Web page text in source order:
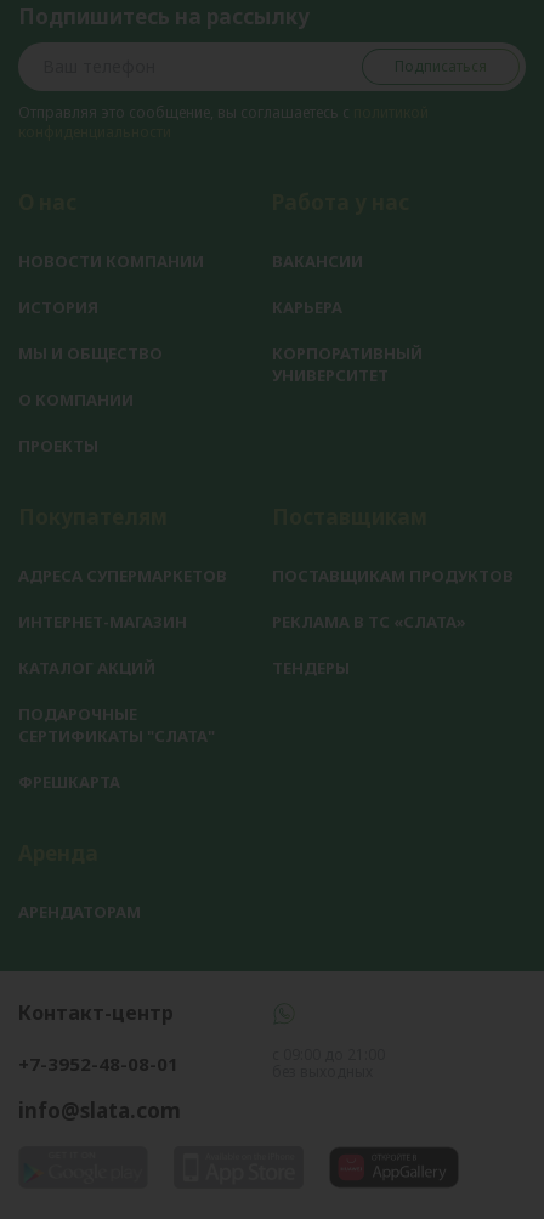
Подпишитесь на рассылку
Подписаться
Отправляя это сообщение, вы соглашаетесь с
НОВОСТИ КОМПАНИИ
ИСТОРИЯ
МЫ И ОБЩЕСТВО
О КОМПАНИИ
ПРОЕКТЫ
ВАКАНСИИ
КАРЬЕРА
КОРПОРАТИВНЫЙ
УНИВЕРСИТЕТ
АДРЕСА СУПЕРМАРКЕТОВ
ИНТЕРНЕТ-МАГАЗИН
КАТАЛОГ АКЦИЙ
ПОДАРОЧНЫЕ
СЕРТИФИКАТЫ "СЛАТА"
ФРЕШКАРТА
ПОСТАВЩИКАМ ПРОДУКТОВ
РЕКЛАМА В ТС «СЛАТА»
ТЕНДЕРЫ
АРЕНДАТОРАМ
Контакт-центр
+7-3952-48-08-01
info@slata.com